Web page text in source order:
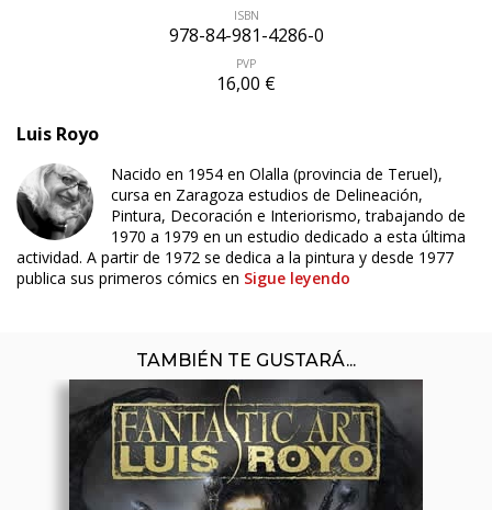
ISBN
978-84-981-4286-0
PVP
16,00 €
Luis Royo
Nacido en 1954 en Olalla (provincia de Teruel),
cursa en Zaragoza estudios de Delineación,
Pintura, Decoración e Interiorismo, trabajando de
1970 a 1979 en un estudio dedicado a esta última
actividad. A partir de 1972 se dedica a la pintura y desde 1977
publica sus primeros cómics en Sigue leyendo
TAMBIÉN TE GUSTARÁ...